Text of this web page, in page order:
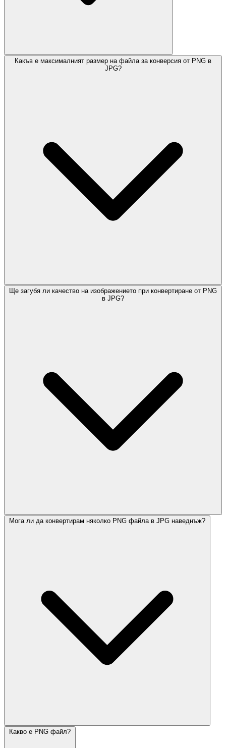
Какъв е максималният размер на файла за конверсия от PNG в
JPG?
Ще загубя ли качество на изображението при конвертиране от PNG
в JPG?
Мога ли да конвертирам няколко PNG файла в JPG наведнъж?
Какво е PNG файл?